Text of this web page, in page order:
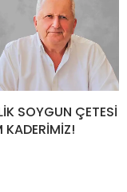
SOYGUN ÇETESİ
KADERİMİZ!